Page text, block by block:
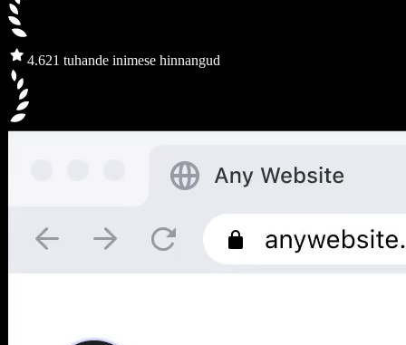
4.621 tuhande inimese hinnangud